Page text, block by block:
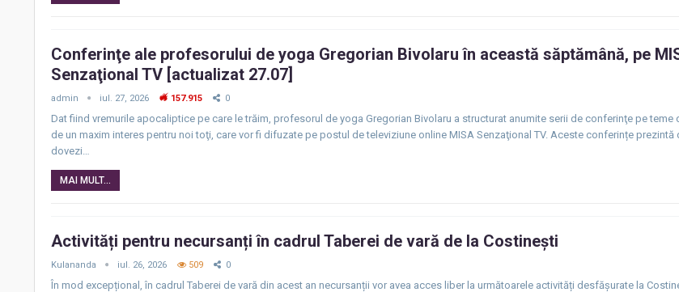
Conferinţe ale profesorului de yoga Gregorian Bivolaru în această săptămână, pe
Senzaţional TV [actualizat 27.07]
admin iul. 27, 2026 157.915 0
Dat fiind vremurile apocaliptice pe care le trăim, profesorul de yoga Gregorian Bivolaru a structurat anumite serii de conferinţe pe teme
de un maxim interes pentru noi toţi, care vor fi difuzate pe postul de televiziune online MISA Senzaţional TV. Aceste conferințe prezintă
dovezi…
MAI MULT...
Activități pentru necursanți în cadrul Taberei de vară de la Costinești
Kulananda iul. 26, 2026 509 0
În mod excepțional, în cadrul Taberei de vară din acest an necursanții vor avea acces liber la următoarele activități desfășurate la